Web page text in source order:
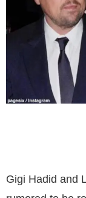
Gigi Hadid and